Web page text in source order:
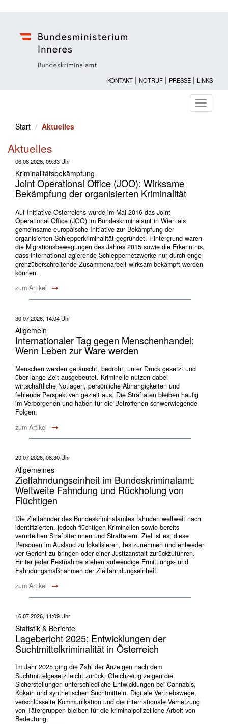
KONTAKT | NOTRUF | PRESSE | LINKS
ein-/
Start
Aktuelles
Aktuelles
06.08.2026, 09:33 Uhr
Kriminalitätsbekämpfung
Joint Operational Office (JOO): Wirksame
Bekämpfung der organisierten Kriminalität
Auf Initiative Österreichs wurde im Mai 2016 das Joint
Operational Office (JOO) im Bundeskriminalamt in Wien als
gemeinsame europäische Initiative zur Bekämpfung der
organisierten Schlepperkriminalität gegründet. Hintergrund waren
die Migrationsbewegungen des Jahres 2015 sowie die Erkenntnis,
dass international agierende Schleppernetzwerke nur durch enge
grenzüberschreitende Zusammenarbeit wirksam bekämpft werden
können.
zum Artikel
30.07.2026, 14:04 Uhr
Allgemein
Internationaler Tag gegen Menschenhandel:
Wenn Leben zur Ware werden
Menschen werden getäuscht, bedroht, unter Druck gesetzt und
über lange Zeit ausgebeutet. Kriminelle nutzen dabei
wirtschaftliche Notlagen, persönliche Abhängigkeiten und
fehlende Perspektiven gezielt aus. Die Straftaten bleiben häufig
im Verborgenen und haben für die Betroffenen schwerwiegende
Folgen.
zum Artikel
20.07.2026, 08:30 Uhr
Allgemeines
Zielfahndungseinheit im Bundeskriminalamt:
Weltweite Fahndung und Rückholung von
Flüchtigen
Die Zielfahnder des Bundeskriminalamtes fahnden weltweit nach
identifizierten, jedoch flüchtigen Kriminellen sowie bereits
verurteilten Straftäterinnen und Straftätern. Ziel ist es, diese
Personen im Ausland zu lokalisieren, festzunehmen und entweder
vor Gericht zu bringen oder einer Justizanstalt zurückzuführen.
Hinter jeder Festnahme stehen aufwendige Ermittlungs- und
Fahndungsmaßnahmen der Zielfahndungseinheit.
zum Artikel
16.07.2026, 11:09 Uhr
Statistik & Berichte
Lagebericht 2025: Entwicklungen der
Suchtmittelkriminalität in Österreich
Im Jahr 2025 ging die Zahl der Anzeigen nach dem
Suchtmittelgesetz leicht zurück. Gleichzeitig zeigen die
Sicherstellungen unterschiedliche Entwicklungen bei Cannabis,
Kokain und synthetischen Suchtmitteln. Digitale Vertriebswege,
verschlüsselte Kommunikation und die internationale Vernetzung
von Tätergruppen bleiben für die kriminalpolizeiliche Arbeit von
Bedeutung.